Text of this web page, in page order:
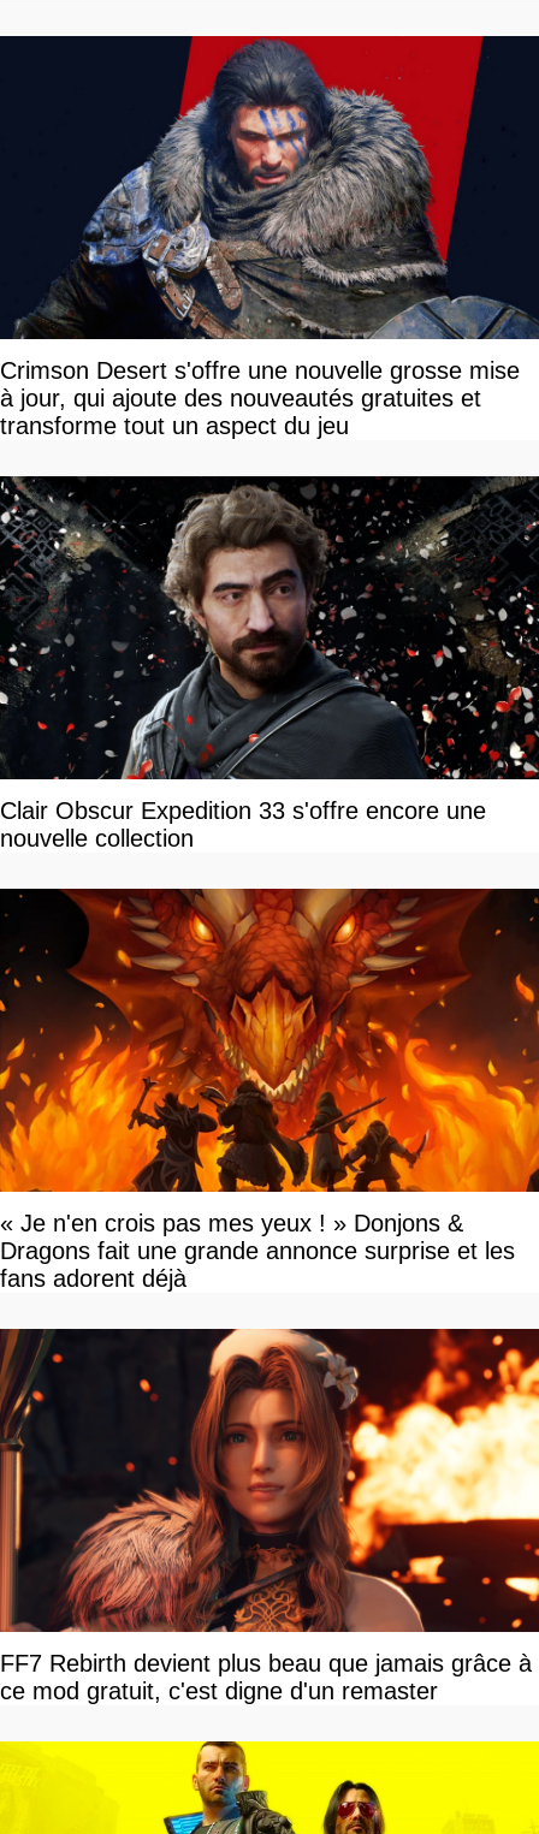
Crimson Desert s'offre une nouvelle grosse mise
à jour, qui ajoute des nouveautés gratuites et
transforme tout un aspect du jeu
Clair Obscur Expedition 33 s'offre encore une
nouvelle collection
« Je n'en crois pas mes yeux ! » Donjons &
Dragons fait une grande annonce surprise et les
fans adorent déjà
FF7 Rebirth devient plus beau que jamais grâce à
ce mod gratuit, c'est digne d'un remaster